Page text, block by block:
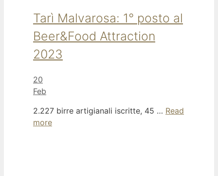
Tarì Malvarosa: 1° posto al
Beer&Food Attraction
2023
20
Feb
2.227 birre artigianali iscritte, 45 … Read
more